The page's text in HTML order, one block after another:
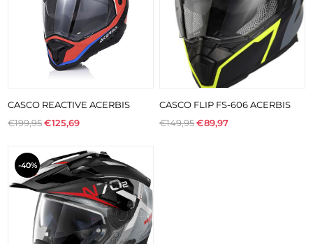
CASCO REACTIVE ACERBIS
€199,95€125,69
CASCO FLIP FS-606 ACERBIS
€149,95€89,97
-40%